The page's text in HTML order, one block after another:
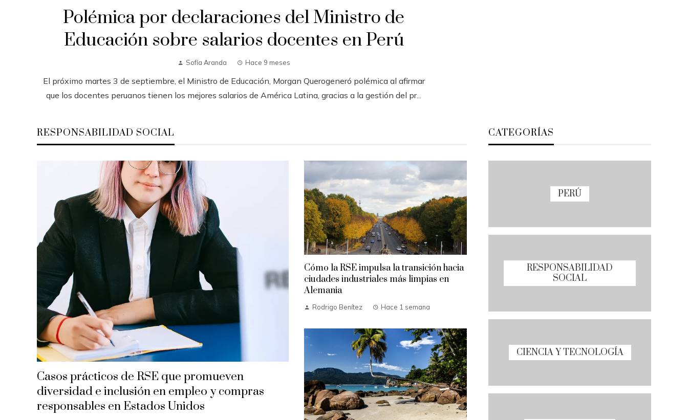
Polémica por declaraciones del Ministro de
Educación sobre salarios docentes en Perú
Sofía Aranda Hace 9 meses
El próximo martes 3 de septiembre, el Ministro de Educación, Morgan Querogeneró polémica al afirmar
que los docentes peruanos tienen los mejores salarios de América Latina, gracias a la gestión del pr...
RESPONSABILIDAD SOCIAL
Casos prácticos de RSE que promueven
diversidad e inclusión en empleo y compras
responsables en Estados Unidos
Cómo la RSE impulsa la transición hacia
ciudades industriales más limpias en
Alemania
Rodrigo Benítez Hace 1 semana
CATEGORÍAS
PERÚ
RESPONSABILIDAD
SOCIAL
CIENCIA Y TECNOLOGÍA